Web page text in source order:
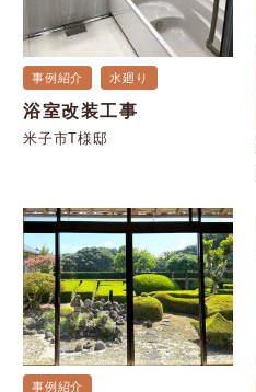
事例紹介 水廻り
浴室改装工事
米子市T様邸
事例紹介